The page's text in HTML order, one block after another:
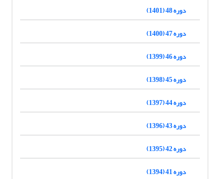
دوره 48 (1401)
دوره 47 (1400)
دوره 46 (1399)
دوره 45 (1398)
دوره 44 (1397)
دوره 43 (1396)
دوره 42 (1395)
دوره 41 (1394)